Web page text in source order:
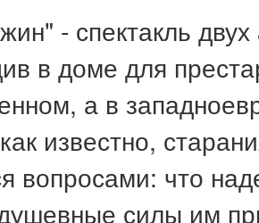
- спектакль
в доме для
а в
известно,
вопросами: что
силы им